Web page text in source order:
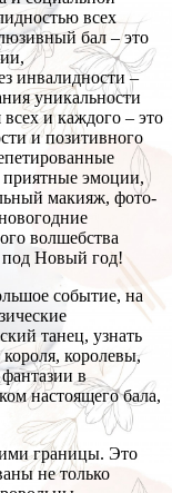
всех
бал – это
инвалидности –
уникальности
и каждого – это
и позитивного
приятные эмоции,
макияж, фото-
волшебства
под Новый год!
событие, на
танец, узнать
королевы,
в
настоящего бала,
границы. Это
не только